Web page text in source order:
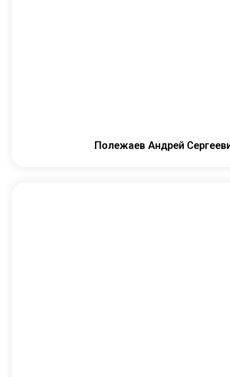
Полежаев Андрей